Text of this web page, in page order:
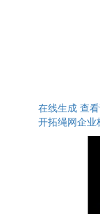
在线生成 查
开拓绳网企业